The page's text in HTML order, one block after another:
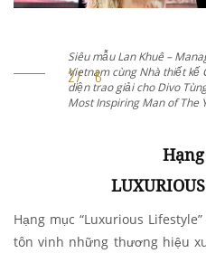
Siêu mẫu Lan Khuê –
Vietnam cùng Nhà thiết kế
diện trao giải cho Nữ ca sĩ
Most Inspiring Woman of
Hạng mục “Luxurious Lifestyle”
tôn vinh những thương hiệu